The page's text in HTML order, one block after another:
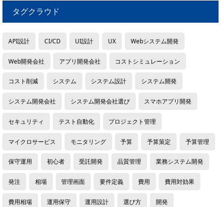
タグクラウド
API設計 CI/CD UI設計 UX Webシステム開発
Web開発会社 アプリ開発会社 コストシミュレーション
コスト削減 システム システム設計 システム開発
システム開発会社 システム開発会社選び スマホアプリ開発
セキュリティ テスト自動化 プロジェクト管理
マイクロサービス モニタリング 予算 予算策定 予算管理
保守運用 初心者 受託開発 品質管理 業務システム開発
発注 相場 管理画面 要件定義 費用 費用対効果
費用相場 運用保守 運用設計 選び方 開発